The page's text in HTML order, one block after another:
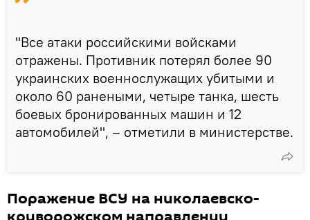
"Все атаки российскими войсками
отражены. Противник потерял более 90
украинских военнослужащих убитыми и
около 60 ранеными, четыре танка, шесть
боевых бронированных машин и 12
автомобилей", – отметили в министерстве.
Поражение ВСУ на николаевско-